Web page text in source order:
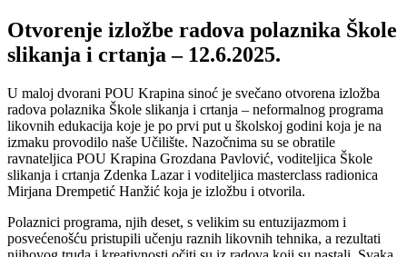
Otvorenje izložbe radova polaznika Škole
slikanja i crtanja – 12.6.2025.
U maloj dvorani POU Krapina sinoć je svečano otvorena izložba
radova polaznika Škole slikanja i crtanja – neformalnog programa
likovnih edukacija koje je po prvi put u školskoj godini koja je na
izmaku provodilo naše Učilište. Nazočnima su se obratile
ravnateljica POU Krapina Grozdana Pavlović, voditeljica Škole
slikanja i crtanja Zdenka Lazar i voditeljica masterclass radionica
Mirjana Drempetić Hanžić koja je izložbu i otvorila.
Polaznici programa, njih deset, s velikim su entuzijazmom i
posvećenošću pristupili učenju raznih likovnih tehnika, a rezultati